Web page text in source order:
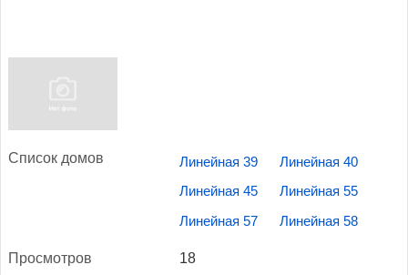
Спи­сок до­мов Линейная 39 Линейная 40
Линейная 45 Линейная 55
Линейная 57 Линейная 58
Прос­мотров 18